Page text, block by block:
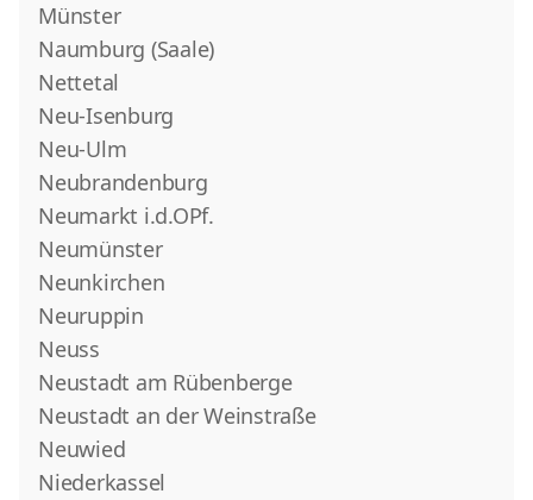
Münster
Naumburg (Saale)
Nettetal
Neu-Isenburg
Neu-Ulm
Neubrandenburg
Neumarkt i.d.OPf.
Neumünster
Neunkirchen
Neuruppin
Neuss
Neustadt am Rübenberge
Neustadt an der Weinstraße
Neuwied
Niederkassel